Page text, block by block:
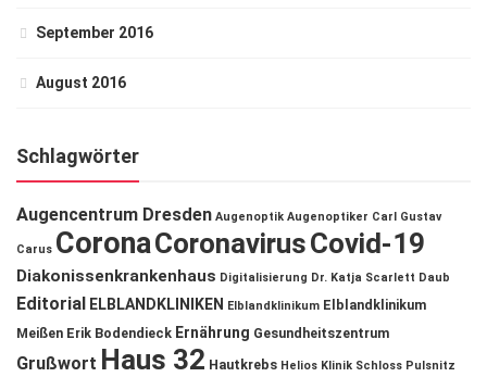
September 2016
August 2016
Schlagwörter
Augencentrum Dresden Augenoptik Augenoptiker Carl Gustav
Carus CoronaCoronavirusCovid-19
Diakonissenkrankenhaus Digitalisierung Dr. Katja Scarlett Daub
Editorial ELBLANDKLINIKEN Elblandklinikum Elblandklinikum
Meißen Erik Bodendieck Ernährung Gesundheitszentrum
Grußwort Haus 32 Hautkrebs Helios Klinik Schloss Pulsnitz